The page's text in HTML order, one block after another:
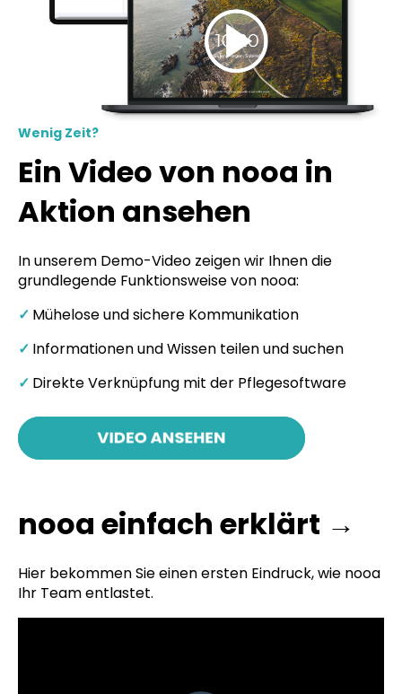
Wenig Zeit?
Ein Video von nooa in
Aktion ansehen
In unserem Demo-Video zeigen wir Ihnen die
grundlegende Funktionsweise von nooa:
✓ Mühelose und sichere Kommunikation
✓ Informationen und Wissen teilen und suchen
✓ Direkte Verknüpfung mit der Pflegesoftware
nooa einfach erklärt →
Hier bekommen Sie einen ersten Eindruck, wie nooa
Ihr Team entlastet.